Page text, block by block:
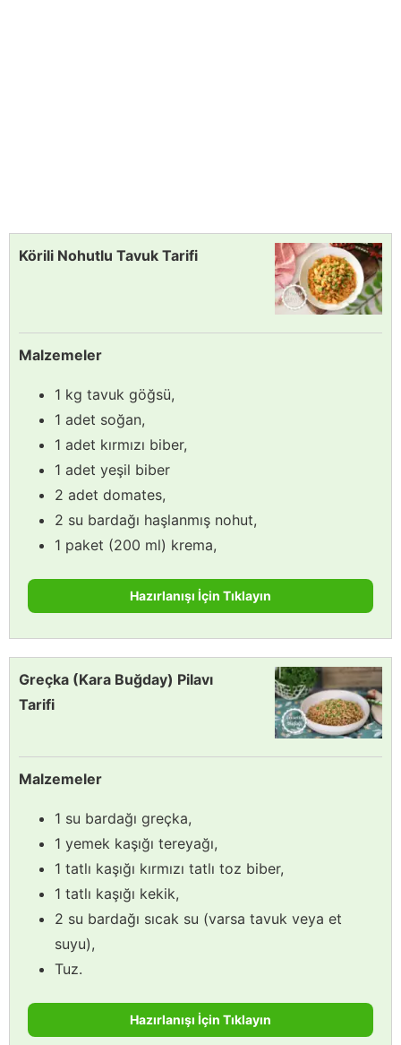
Körili Nohutlu Tavuk Tarifi
Malzemeler
1 kg tavuk göğsü,
1 adet soğan,
1 adet kırmızı biber,
1 adet yeşil biber
2 adet domates,
2 su bardağı haşlanmış nohut,
1 paket (200 ml) krema,
Hazırlanışı İçin Tıklayın
Greçka (Kara Buğday) Pilavı
Tarifi
Malzemeler
1 su bardağı greçka,
1 yemek kaşığı tereyağı,
1 tatlı kaşığı kırmızı tatlı toz biber,
1 tatlı kaşığı kekik,
2 su bardağı sıcak su (varsa tavuk veya et
suyu),
Tuz.
Hazırlanışı İçin Tıklayın